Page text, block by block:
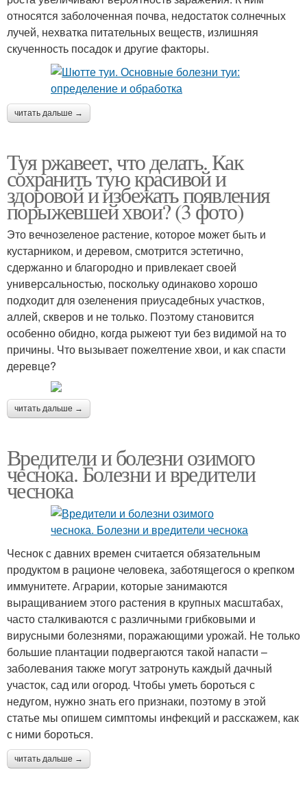
относятся заболоченная почва, недостаток солнечных
лучей, нехватка питательных веществ, излишняя
скученность посадок и другие факторы.
читать дальше →
Туя ржавеет, что делать. Как
сохранить тую красивой и
здоровой и избежать появления
порыжевшей хвои? (3 фото)
Это вечнозеленое растение, которое может быть и
кустарником, и деревом, смотрится эстетично,
сдержанно и благородно и привлекает своей
универсальностью, поскольку одинаково хорошо
подходит для озеленения приусадебных участков,
аллей, скверов и не только. Поэтому становится
особенно обидно, когда рыжеют туи без видимой на то
причины. Что вызывает пожелтение хвои, и как спасти
деревце?
читать дальше →
Вредители и болезни озимого
чеснока. Болезни и вредители
чеснока
Чеснок с давних времен считается обязательным
продуктом в рационе человека, заботящегося о крепком
иммунитете. Аграрии, которые занимаются
выращиванием этого растения в крупных масштабах,
часто сталкиваются с различными грибковыми и
вирусными болезнями, поражающими урожай. Не только
большие плантации подвергаются такой напасти –
заболевания также могут затронуть каждый дачный
участок, сад или огород. Чтобы уметь бороться с
недугом, нужно знать его признаки, поэтому в этой
статье мы опишем симптомы инфекций и расскажем, как
с ними бороться.
читать дальше →